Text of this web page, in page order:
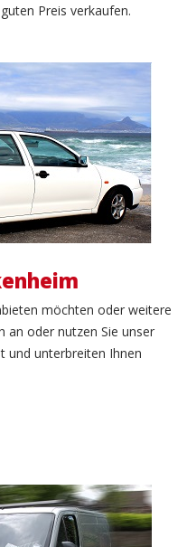
Preis verkaufen.
möchten oder weitere
an oder nutzen Sie unser
und unterbreiten Ihnen